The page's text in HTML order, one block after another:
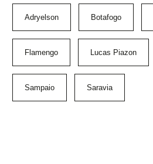
Adryelson Botafogo
Flamengo Lucas Piazon
Sampaio Saravia